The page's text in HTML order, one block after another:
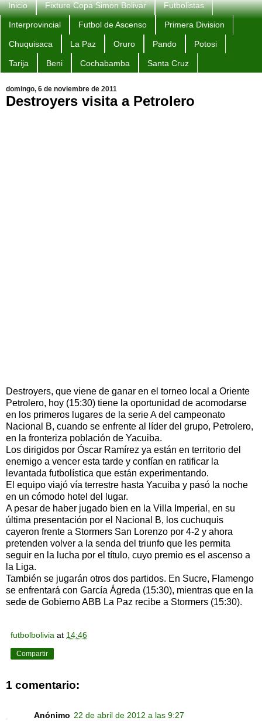
Inicio Fixture Copa Simon Bolivar Futbolistas
Interprovincial Futbol de Ascenso Primera Division
Chuquisaca La Paz Oruro Pando Potosi
Tarija Beni Cochabamba Santa Cruz
domingo, 6 de noviembre de 2011
Destroyers visita a Petrolero
Destroyers, que viene de ganar en el torneo local a Oriente
Petrolero, hoy (15:30) tiene la oportunidad de acomodarse
en los primeros lugares de la serie A del campeonato
Nacional B, cuando se enfrente al líder del grupo, Petrolero,
en la fronteriza población de Yacuiba.
Los dirigidos por Óscar Ramírez ya están en territorio del
enemigo a vencer esta tarde y confían en ratificar la
levantada futbolística que están experimentando.
El equipo viajó vía terrestre hasta Yacuiba y pasó la noche
en un cómodo hotel del lugar.
A pesar de haber jugado bien en la Villa Imperial, en su
última presentación por el Nacional B, los cuchuquis
cayeron frente a Stormers San Lorenzo por 4-2 y ahora
pretenden volver a la senda del triunfo que les permita
seguir en la lucha por el título, cuyo premio es el ascenso a
la Liga.
También se jugarán otros dos partidos. En Sucre, Flamengo
se enfrentará con García Ágreda (15:30), mientras que en la
sede de Gobierno ABB La Paz recibe a Stormers (15:30).
futbolbolivia at 14:46
Compartir
1 comentario:
Anónimo 22 de abril de 2012 a las 9:27